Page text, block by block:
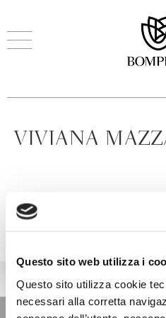
Questo sito web utilizza i
Questo sito utilizza cookie
necessari alla corretta
VIVIANA